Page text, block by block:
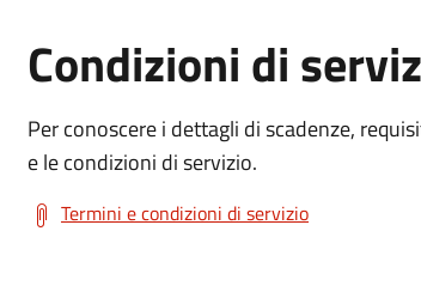
Condizioni di
Per conoscere i dettagli di scadenze,
e le condizioni di servizio.
Termini e condizioni di servizio